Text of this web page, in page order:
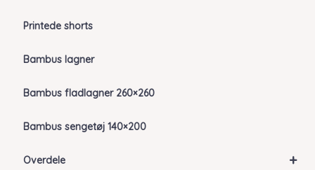
Printede shorts
Bambus lagner
Bambus fladlagner 260×260
Bambus sengetøj 140×200
+
Overdele